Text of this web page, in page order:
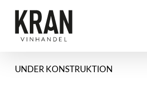
innehållet
UNDER KONSTRUKTION